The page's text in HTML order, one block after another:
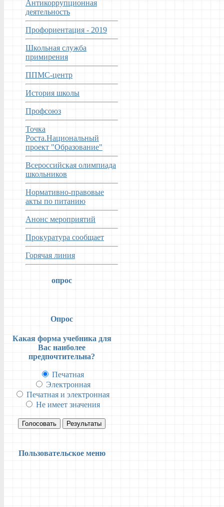
Антикоррупционная
деятельность
Профориентация - 2019
Школьная служба
примирения
ППМС-центр
История школы
Профсоюз
Точка
Роста.Национальный
проект "Образование"
Всероссийская олимпиада
школьников
Нормативно-правовые
акты по питанию
Анонс мероприятий
Прокуратура сообщает
Горячая линия
опрос
Опрос
Какая форма учебника для
Вас наиболее
предпочтительна?
Печатная
Электронная
Печатная и электронная
Не имеет значения
Голосовать Результаты
Пользовательское меню